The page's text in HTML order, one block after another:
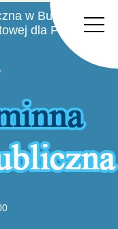
w Busku-Zdroju
dla Powiatu